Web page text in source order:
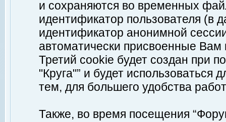
и сохраняются во временных
идентификатор пользователя (в
идентификатор анонимной
автоматически присвоенные
Третий cookie будет создан при
"Круга"” и будет
тем, для большего удобства
Также, во время посещения